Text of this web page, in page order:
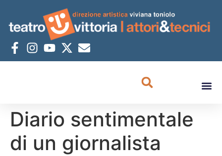
Diario sentimentale
di un giornalista